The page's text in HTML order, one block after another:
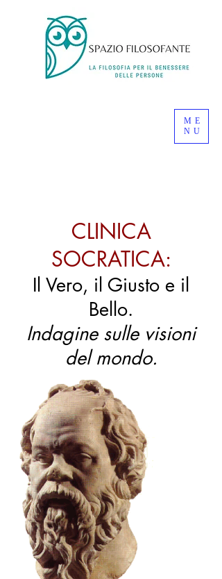
ME
NU
CLINICA
SOCRATICA:
Il Vero, il Giusto e il
Bello.
Indagine sulle visioni
del mondo.